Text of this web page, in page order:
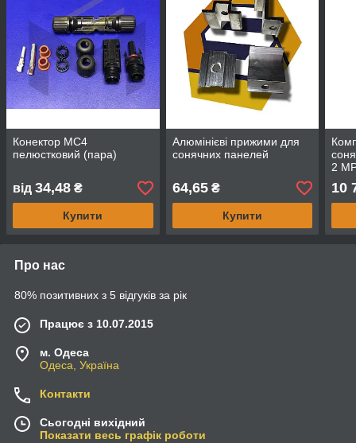
Конектор MC4
пелюстковий (пара)
від 34,48 ₴
Купити
Алюмінієві прижими для
сонячних панелей
64,65₴
Купити
2
10
Про нас
80% позитивних з 5 відгуків за рік
Працює з 10.07.2015
м. Одеса
Одеса, Україна
Контакти
Сьогодні вихідний
Показати весь графік роботи